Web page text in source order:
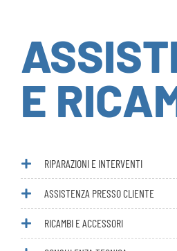
E
ASSISTENZA PRESSO CLIENTE
RICAMBI E ACCESSORI
CONSULENZA TECNICA